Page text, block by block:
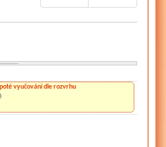
vyučování dle rozvrhu